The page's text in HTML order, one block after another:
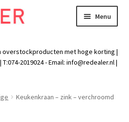
Menu
met hoge korting |
2019024 - Email: info@redealer.nl|
Keukenkraan – zink – verchroomd